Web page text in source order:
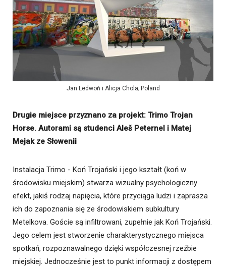
Jan Ledwoń i Alicja Chola; Poland
Drugie miejsce przyznano za projekt: Trimo Trojan
Horse. Autorami są studenci Aleš Peternel i Matej
Mejak ze Słowenii
Instalacja Trimo - Koń Trojański i jego kształt (koń w
środowisku miejskim) stwarza wizualny psychologiczny
efekt, jakiś rodzaj napięcia, które przyciąga ludzi i zaprasza
ich do zapoznania się ze środowiskiem subkultury
Metelkova. Goście są infiltrowani, zupełnie jak Koń Trojański.
Jego celem jest stworzenie charakterystycznego miejsca
spotkań, rozpoznawalnego dzięki współczesnej rzeźbie
miejskiej. Jednocześnie jest to punkt informacji z dostępem